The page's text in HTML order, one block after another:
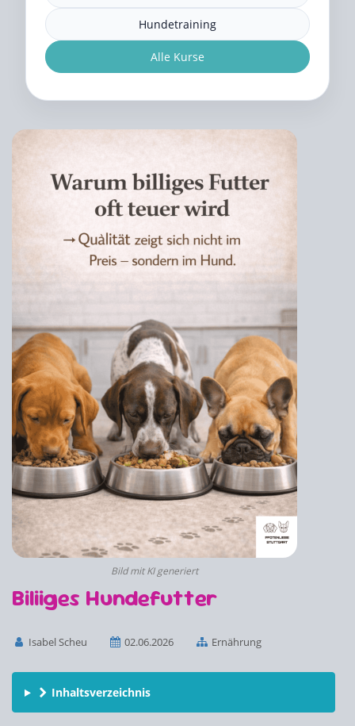
Hundetraining
Alle Kurse
Bild mit KI generiert
Biliiges Hundefutter
Isabel Scheu 02.06.2026 Ernährung
Inhaltsverzeichnis